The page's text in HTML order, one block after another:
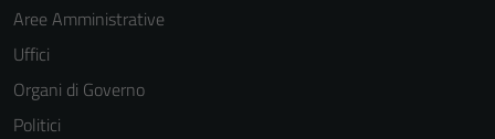
Aree Amministrative
Uffici
Organi di Governo
Politici